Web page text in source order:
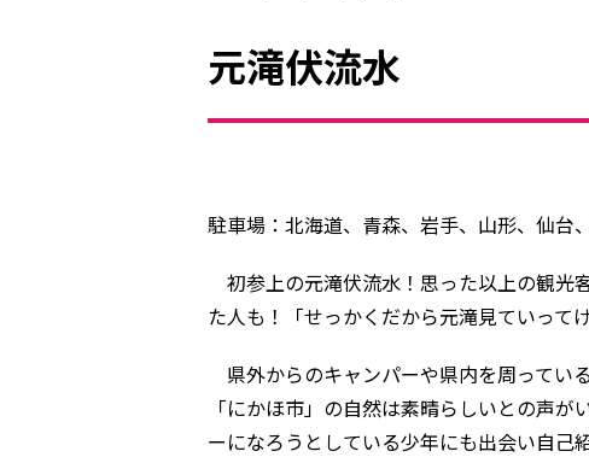
元滝伏流水
駐車場：北海道、青森、岩手、山形、仙台
初参上の元滝伏流水！思った以上の観光
た人も！「せっかくだから元滝見ていって
県外からのキャンパーや県内を周ってい
「にかほ市」の自然は素晴らしいとの声
ーになろうとしている少年にも出会い自己